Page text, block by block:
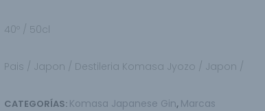
40º / 50cl
Pais / Japon / Destileria Komasa Jyozo / Japon /
CATEGORÍAS: Komasa Japanese Gin, Marcas